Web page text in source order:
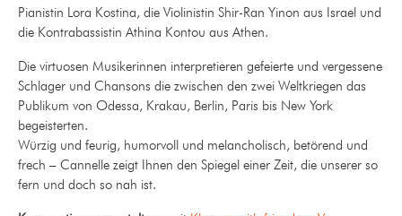
Pianistin Lora Kostina, die Violinistin Shir-Ran Yinon aus Israel und
die Kontrabassistin Athina Kontou aus Athen.
Die virtuosen Musikerinnen interpretieren gefeierte und vergessene
Schlager und Chansons die zwischen den zwei Weltkriegen das
Publikum von Odessa, Krakau, Berlin, Paris bis New York
begeisterten.
Würzig und feurig, humorvoll und melancholisch, betörend und
frech – Cannelle zeigt Ihnen den Spiegel einer Zeit, die unserer so
fern und doch so nah ist.